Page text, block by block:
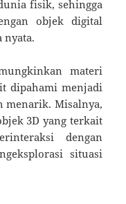
fisik, sehingga
objek digital
nyata.
materi
dipahami menjadi
menarik. Misalnya,
3D yang terkait
dengan
situasi